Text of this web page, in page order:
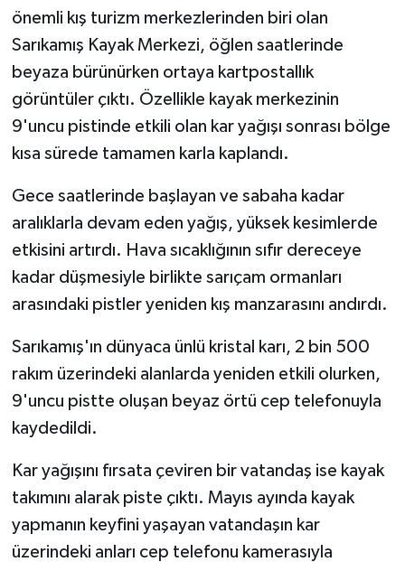
önemli kış turizm merkezlerinden biri olan
Sarıkamış Kayak Merkezi, öğlen saatlerinde
beyaza bürünürken ortaya kartpostallık
görüntüler çıktı. Özellikle kayak merkezinin
9'uncu pistinde etkili olan kar yağışı sonrası bölge
kısa sürede tamamen karla kaplandı.
Gece saatlerinde başlayan ve sabaha kadar
aralıklarla devam eden yağış, yüksek kesimlerde
etkisini artırdı. Hava sıcaklığının sıfır dereceye
kadar düşmesiyle birlikte sarıçam ormanları
arasındaki pistler yeniden kış manzarasını andırdı.
Sarıkamış'ın dünyaca ünlü kristal karı, 2 bin 500
rakım üzerindeki alanlarda yeniden etkili olurken,
9'uncu pistte oluşan beyaz örtü cep telefonuyla
kaydedildi.
Kar yağışını fırsata çeviren bir vatandaş ise kayak
takımını alarak piste çıktı. Mayıs ayında kayak
yapmanın keyfini yaşayan vatandaşın kar
üzerindeki anları cep telefonu kamerasıyla
HABERDE İNSAN
İNSAN
İş Dünyası
Kadın
MAGAZİN
Otomobil
POLİTİKA
SİYASET
SPOR HABERLERİ